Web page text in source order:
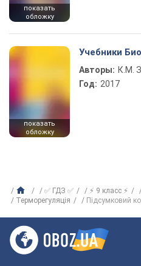
показать
обложку
показать
обложку
Учебники
Авторы: К.М.
Год: 2017
✅ ГДЗ ✅ ⚡ 9 класс ⚡
Терморегуляція
Підсумковий